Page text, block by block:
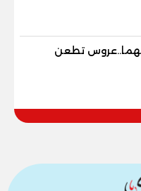
زواجهما..عروس تطعن